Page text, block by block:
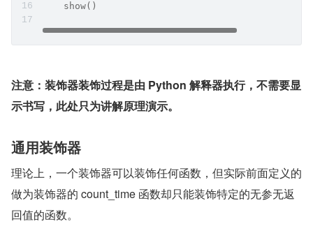
    show()
注意：装饰器装饰过程是由 Python 解释器执行，不需要显
示书写，此处只为讲解原理演示。
通用装饰器
理论上，一个装饰器可以装饰任何函数，但实际前面定义的
做为装饰器的 count_time 函数却只能装饰特定的无参无返
回值的函数。